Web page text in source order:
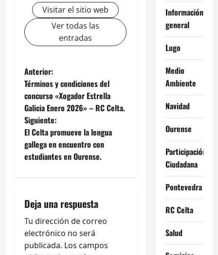
Visitar el sitio web
Ver todas las
entradas
N
a
v
e
g
c
i
ó
Anterior:
Términos y condiciones del
concurso «Xogador Estrella
Galicia Enero 2026» – RC Celta.
Siguiente:
El Celta promueve la lengua
gallega en encuentro con
estudiantes en Ourense.
Deja una respuesta
Tu dirección de correo
electrónico no será
publicada. Los campos
Información
general
Lugo
Medio
Ambiente
Navidad
Ourense
Participación
Ciudadana
Pontevedra
RC Celta
Salud